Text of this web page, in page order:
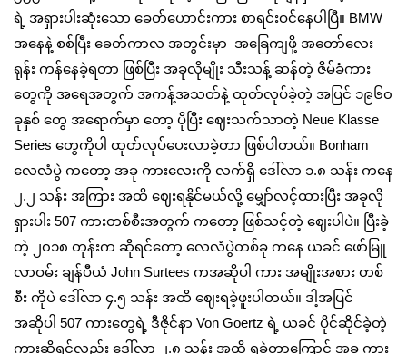
ရဲ့ အရှားပါးဆုံးသော ခေတ်ဟောင်းကား စာရင်းဝင်နေပါပြီ။ BMW
အနေနဲ့ စစ်ပြီး ခေတ်ကာလ အတွင်းမှာ အခြေကျဖို့ အတော်လေး
ရုန်း ကန်နေခဲ့ရတာ ဖြစ်ပြီး အခုလိုမျိုး သီးသန့် ဆန်တဲ့ ဇိမ်ခံကား
တွေကို အရေအတွက် အကန့်အသတ်နဲ့ ထုတ်လုပ်ခဲ့တဲ့ အပြင် ၁၉၆၀
ခုနှစ် တွေ အရောက်မှာ တော့ ပိုပြီး ဈေးသက်သာတဲ့ Neue Klasse
Series တွေကိုပါ ထုတ်လုပ်ပေးလာခဲ့တာ ဖြစ်ပါတယ်။ Bonham
လေလံပွဲ ကတော့ အခု ကားလေးကို လက်ရှိ ဒေါ်လာ ၁.၈ သန်း ကနေ
၂.၂ သန်း အကြား အထိ ဈေးရနိုင်မယ်လို့ မျှော်လင့်ထားပြီး အခုလို
ရှားပါး 507 ကားတစ်စီးအတွက် ကတော့ ဖြစ်သင့်တဲ့ ဈေးပါပဲ။ ပြီးခဲ့
တဲ့ ၂၀၁၈ တုန်းက ဆိုရင်တော့ လေလံပွဲတစ်ခု ကနေ ယခင် ဖော်မြူ
လာဝမ်း ချန်ပီယံ John Surtees ကအဆိုပါ ကား အမျိုးအစား တစ်
စီး ကိုပဲ ဒေါ်လာ ၄.၅ သန်း အထိ ဈေးရခဲ့ဖူးပါတယ်။ ဒါ့အပြင်
အဆိုပါ 507 ကားတွေရဲ့ ဒီဇိုင်နာ Von Goertz ရဲ့ ယခင် ပိုင်ဆိုင်ခဲ့တဲ့
ကားဆိုရင်လည်း ဒေါ်လာ ၂.၈ သန်း အထိ ရခဲ့တာကြောင့် အခု ကား